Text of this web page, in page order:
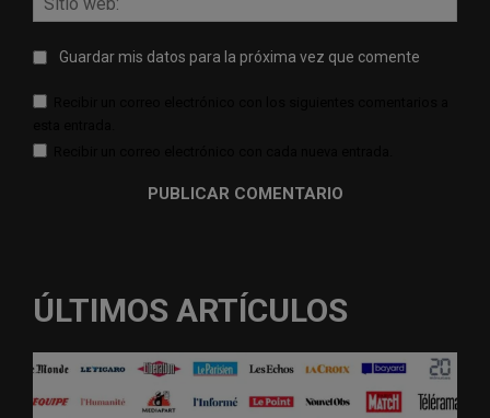
web:
Guardar mis datos para la próxima vez que comente
ÚLTIMOS ARTÍCULOS